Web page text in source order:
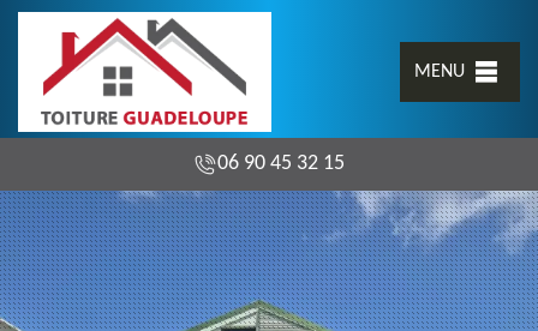
MENU
06 90 45 32 15